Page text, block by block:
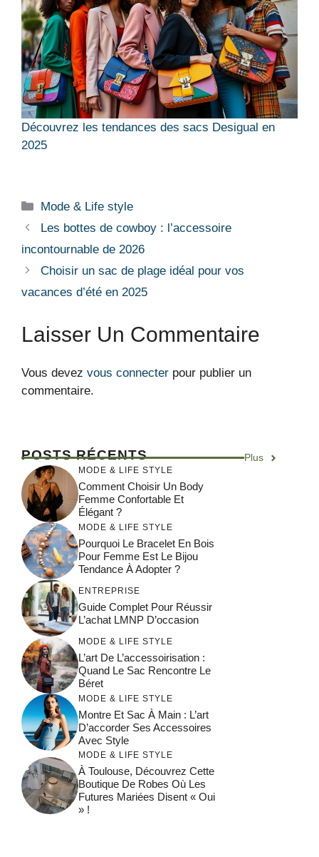
Découvrez les tendances des sacs Desigual en
2025
Catégories
Mode & Life style
Les bottes de cowboy : l’accessoire
incontournable de 2026
Choisir un sac de plage idéal pour vos
vacances d’été en 2025
Laisser Un Commentaire
Vous devez vous connecter pour publier un
commentaire.
POSTS RÉCENTS Plus
MODE & LIFE STYLE
Comment Choisir Un Body
Femme Confortable Et
Élégant ?
MODE & LIFE STYLE
Pourquoi Le Bracelet En Bois
Pour Femme Est Le Bijou
Tendance À Adopter ?
ENTREPRISE
Guide Complet Pour Réussir
L’achat LMNP D’occasion
MODE & LIFE STYLE
L’art De L’accessoirisation :
Quand Le Sac Rencontre Le
Béret
MODE & LIFE STYLE
Montre Et Sac À Main : L’art
D’accorder Ses Accessoires
Avec Style
MODE & LIFE STYLE
À Toulouse, Découvrez Cette
Boutique De Robes Où Les
Futures Mariées Disent « Oui
» !